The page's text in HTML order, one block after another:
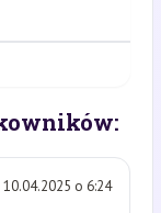
10.04.2025 o 6:24